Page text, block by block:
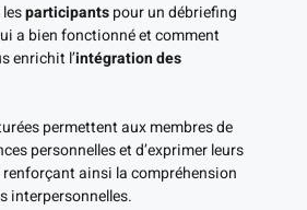
participantspour un débriefing
a bien fonctionné et comment
enrichit l’intégration des
permettent aux membres de
personnelles et d’exprimer leurs
ainsi la compréhension
interpersonnelles.